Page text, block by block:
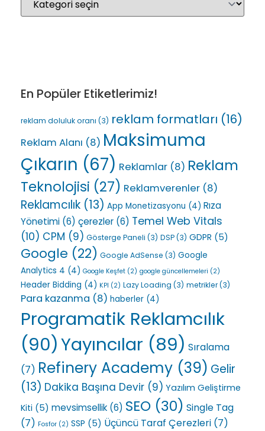
En Popüler Etiketlerimiz!
reklam doluluk oranı (3) reklam formatları (16)
Reklam Alanı (8) Maksimuma
Çıkarın (67) Reklamlar (8) Reklam
Teknolojisi (27) Reklamverenler (8)
Reklamcılık (13) App Monetizasyonu (4) Rıza
Yönetimi (6) çerezler (6) Temel Web Vitals
(10) CPM (9) Gösterge Paneli (3) DSP(3) GDPR (5)
Google (22) Google AdSense (3) Google
Analytics 4 (4) Google Keşfet (2) google güncellemeleri (2)
Header Bidding (4) KPI (2) Lazy Loading (3) metrikler(3)
Para kazanma (8) haberler (4)
Programatik Reklamcılık
(90)Yayıncılar (89) Sıralama
(7) Refinery Academy (39) Gelir
(13) Dakika Başına Devir (9) Yazılım Geliştirme
Kiti (5) mevsimsellik (6) SEO (30) Single Tag
(7) Fosfor (2) SSP (5) Üçüncü Taraf Çerezleri (7)